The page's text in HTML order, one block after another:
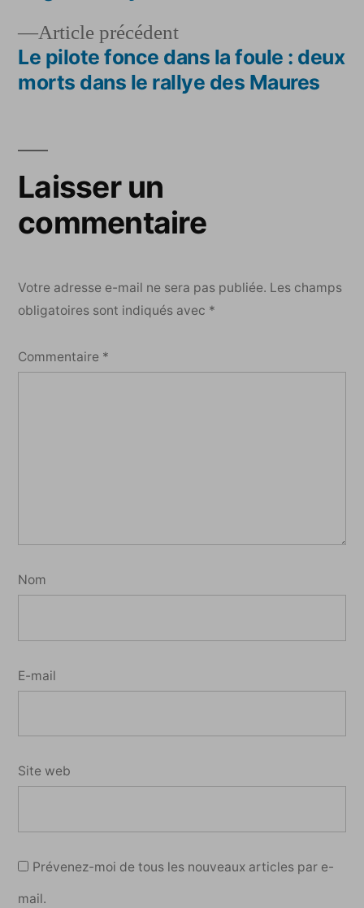
l’article
Article précédentArticle
précédent :
Le pilote fonce dans la foule : deux
morts dans le rallye des Maures
Laisser un
commentaire
Votre adresse e-mail ne sera pas publiée. Les champs
obligatoires sont indiqués avec *
Commentaire *
Nom
E-mail
Site web
Prévenez-moi de tous les nouveaux articles par e-
mail.